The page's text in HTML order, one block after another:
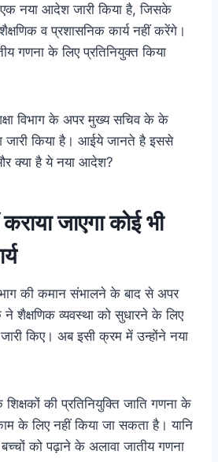
ने एक नया आदेश जारी किया है, जिसके
व प्रशासनिक कार्य नहीं करेंगे।
गणना के लिए प्रतिनियुक्त किया
विभाग के अपर मुख्य सचिव के के
किया है। आईये जानते है इससे
क्या है ये नया आदेश?
जाएगा कोई भी
की कमान संभालने के बाद से अपर
शैक्षणिक व्यवस्था को सुधारने के लिए
किए। अब इसी क्रम में उन्होंने नया
की प्रतिनियुक्ति जाति गणना के
के लिए नहीं किया जा सकता है। यानि
को पढ़ाने के अलावा जातीय गणना